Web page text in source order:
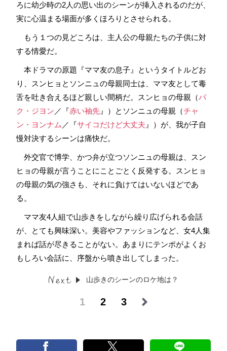
ろに幼少時の2人の思い出のシーンが挿入されるのだが、
実に心温まる場面が多くほろりとさせられる。
もう１つの見どころは、主人公の母親たちの子供に対
する情愛だ。
本ドラマの原題『ママ友の息子』というタイトルどお
り、スンヒョとソンニュの母親同士は、ママ友として毒
舌を吐き合えるほど親しい間柄だ。スンヒョの母親（パ
ク・ジヨン ／『赤い袖先 』）とソンニュの母親（チャ
ン・ヨンナム ／『サイコだけど大丈夫 』）が、我が子自
慢対決するシーンは痛快だ。
外交官で博学、かつ弁が立つソンニュの母親は、スン
ヒョの母親が言うことにことごとく反発する。スンヒョ
の母親の気の強さも、それに負けてはいないほどであ
る。
ママ友4人組で山歩きをしながら繰り広げられる会話
が、とても興味深い。美容やファッションなど、女4人集
まれば話が尽きることがない。あまりにテンポがよくお
もしろい会話に、序盤から噴き出してしまった。
山歩きのシーンのロケ地は？
1 2 3